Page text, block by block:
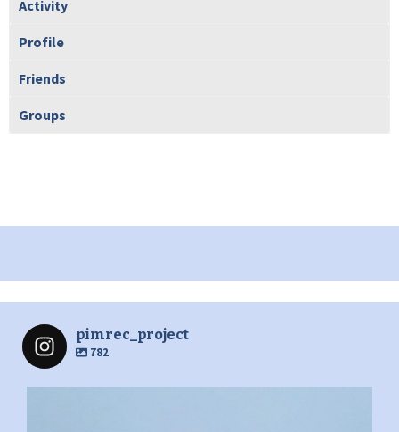
Activity
Profile
Friends
Groups
pimrec_project
782